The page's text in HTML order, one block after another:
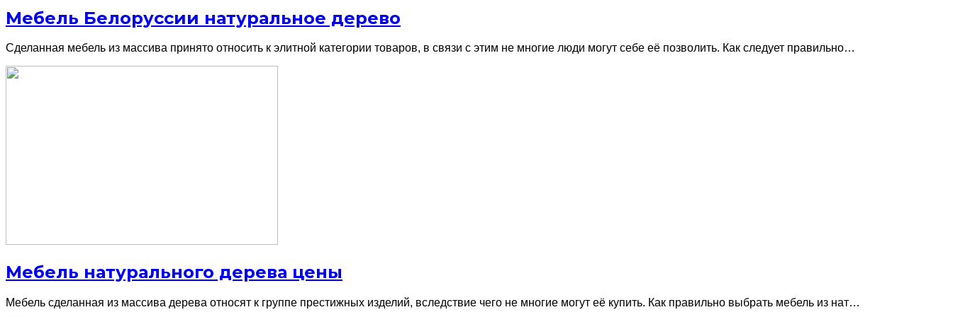
Мебель Белоруссии натуральное дерево
Сделанная мебель из массива принято относить к элитной категории товаров, в связи с этим не многие люди могут себе её позволить. Как следует правильно…
Мебель натурального дерева цены
Мебель сделанная из массива дерева относят к группе престижных изделий, вследствие чего не многие могут её купить. Как правильно выбрать мебель из нат…